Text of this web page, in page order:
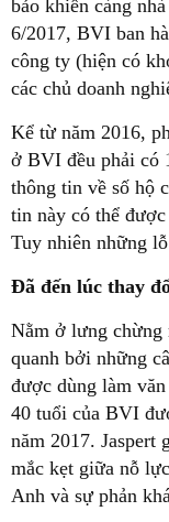
bảo khiến càng
6/2017, BVI ban
công ty (hiện có
các chủ doanh
Kể từ năm 2016,
ở BVI đều phải có
thông tin về số hộ
tin này có thể
Tuy nhiên những
Đã đến lúc thay
Nằm ở lưng chừng
quanh bởi những
được dùng làm
40 tuổi của BVI
năm 2017. Jaspert
mắc kẹt giữa nỗ
Anh và sự phản